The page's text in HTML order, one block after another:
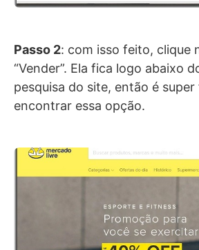
Passo 2: com isso feito, clique
“Vender”. Ela fica logo abaixo
pesquisa do site, então é super
encontrar essa opção.